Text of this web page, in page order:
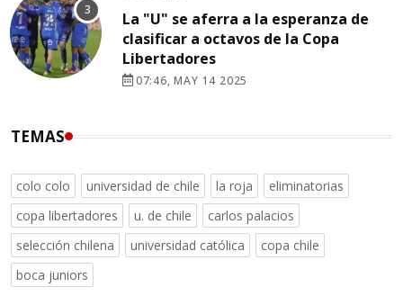
La "U" se aferra a la esperanza de
clasificar a octavos de la Copa
Libertadores
07:46, MAY 14 2025
TEMAS
colo colo universidad de chile la roja
eliminatorias
copa libertadores
u. de chile
carlos palacios
selección chilena
universidad católica
copa chile
boca juniors